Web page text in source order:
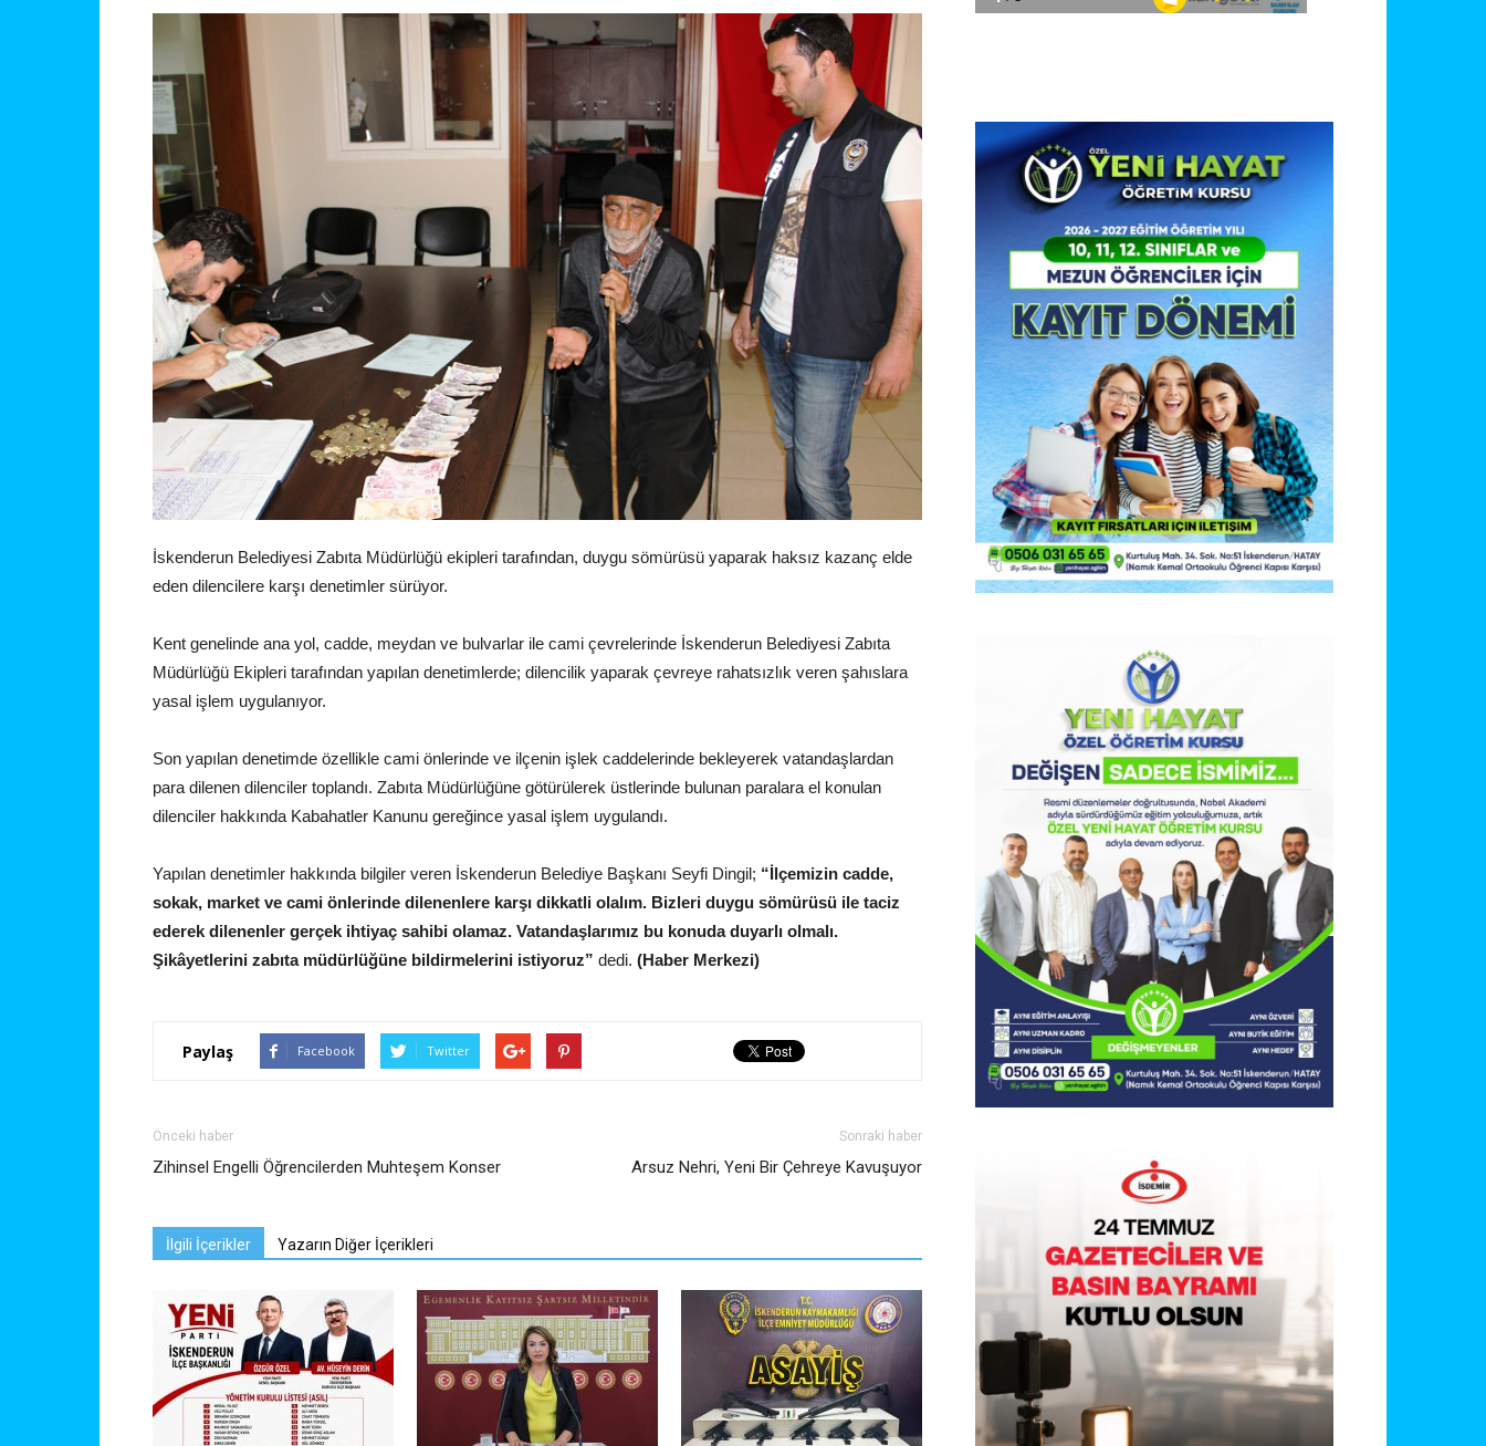
İskenderun Belediyesi Zabıta Müdürlüğü ekipleri tarafından, duygu sömürüsü yaparak haksız kazanç elde
eden dilencilere karşı denetimler sürüyor.
Kent genelinde ana yol, cadde, meydan ve bulvarlar ile cami çevrelerinde İskenderun Belediyesi Zabıta
Müdürlüğü Ekipleri tarafından yapılan denetimlerde; dilencilik yaparak çevreye rahatsızlık veren şahıslara
yasal işlem uygulanıyor.
Son yapılan denetimde özellikle cami önlerinde ve ilçenin işlek caddelerinde bekleyerek vatandaşlardan
para dilenen dilenciler toplandı. Zabıta Müdürlüğüne götürülerek üstlerinde bulunan paralara el konulan
dilenciler hakkında Kabahatler Kanunu gereğince yasal işlem uygulandı.
Yapılan denetimler hakkında bilgiler veren İskenderun Belediye Başkanı Seyfi Dingil; “İlçemizin cadde,
sokak, market ve cami önlerinde dilenenlere karşı dikkatli olalım. Bizleri duygu sömürüsü ile taciz
ederek dilenenler gerçek ihtiyaç sahibi olamaz. Vatandaşlarımız bu konuda duyarlı olmalı.
Şikâyetlerini zabıta müdürlüğüne bildirmelerini istiyoruz” dedi. (Haber Merkezi)
Paylaş Facebook Twitter
Önceki haber
Zihinsel Engelli Öğrencilerden Muhteşem Konser
Sonraki haber
Arsuz Nehri, Yeni Bir Çehreye Kavuşuyor
İlgili İçerikler Yazarın Diğer İçerikleri